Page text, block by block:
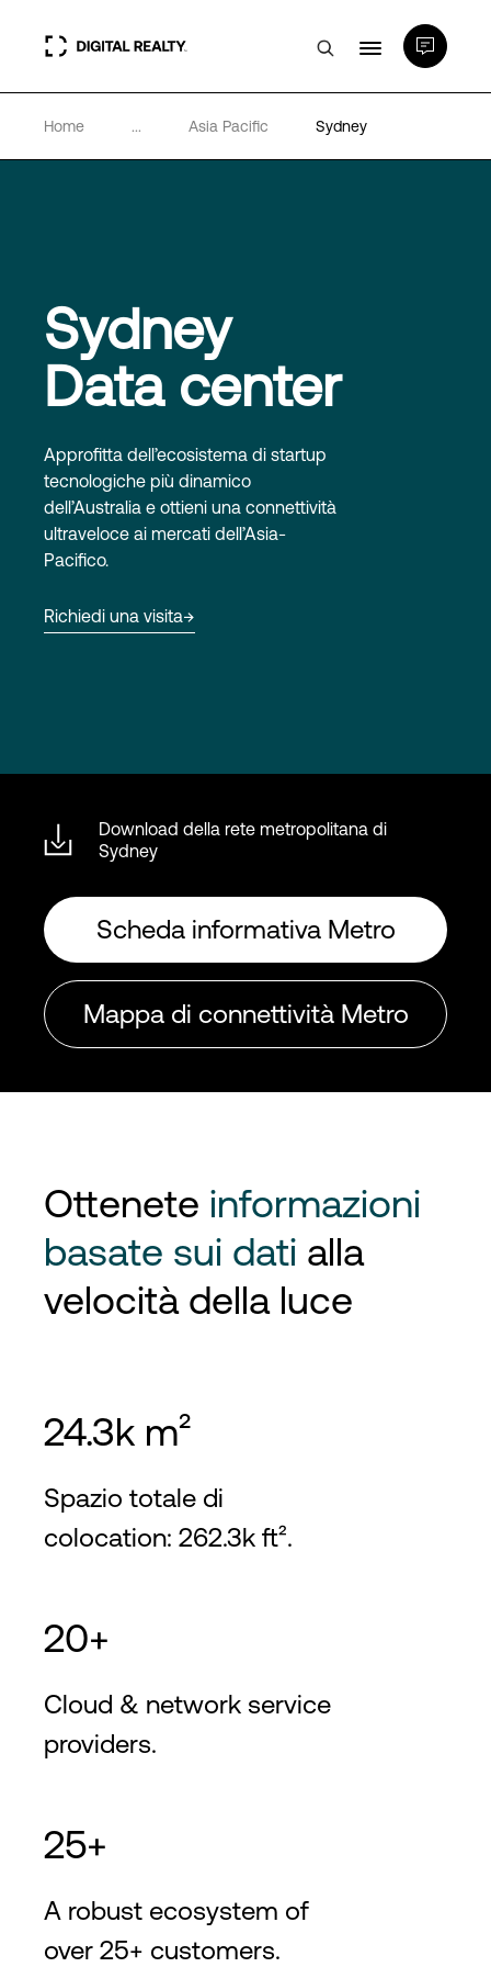
Data center
Competenze e Risorse
Language
Accesso
Home ... Asia Pacific Sydney
Sydney
Data center
Approfitta dell’ecosistema di startup
tecnologiche più dinamico
dell’Australia e ottieni una connettività
ultraveloce ai mercati dell’Asia-
Pacifico.
Richiedi una visita
Download della rete metropolitana di
Sydney
Scheda informativa Metro
Mappa di connettività Metro
Ottenete informazioni
basate sui dati alla
velocità della luce
24.3k m²
Spazio totale di
colocation: 262.3k ft².
20+
Cloud & network service
providers.
25+
A robust ecosystem of
over 25+ customers.